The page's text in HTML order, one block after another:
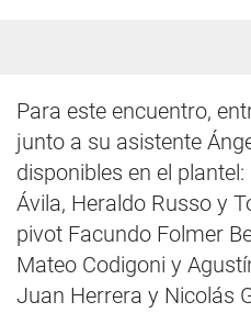
Para este encuentro,
junto a su asistente
disponibles en el
Ávila, Heraldo Russo y
pivot Facundo Folmer
Mateo Codigoni y
Juan Herrera y Nicolás